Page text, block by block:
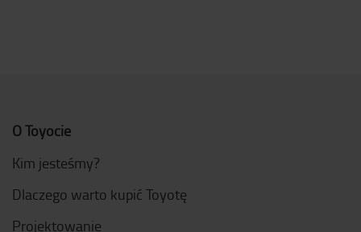
O Toyocie
Kim jesteśmy?
Dlaczego warto kupić Toyotę
Projektowanie